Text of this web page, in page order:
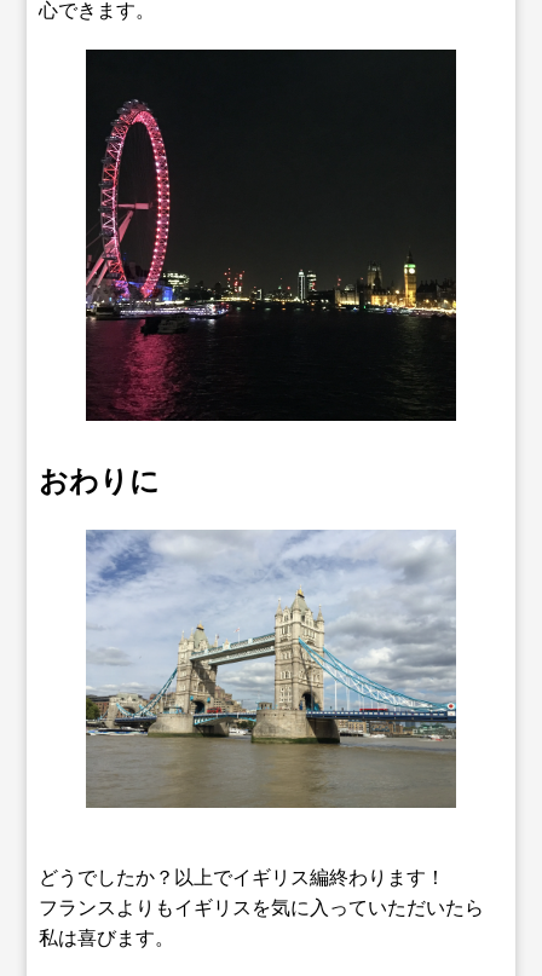
心できます。
おわりに
どうでしたか？以上でイギリス編終わります！
フランスよりもイギリスを気に入っていただいたら
私は喜びます。